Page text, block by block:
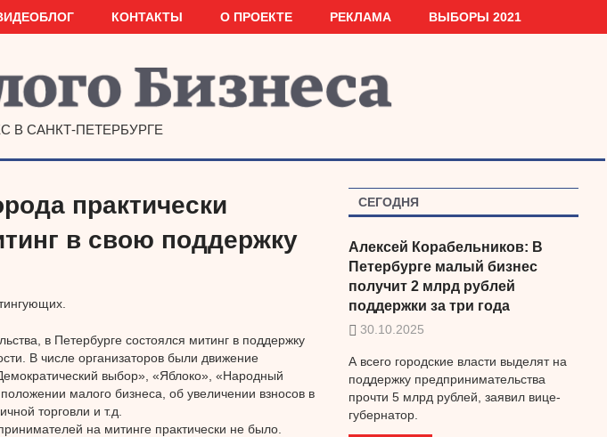
КОНТАКТЫ О ПРОЕКТЕ РЕКЛАМА ВЫБОРЫ 2021
В САНКТ-ПЕТЕРБУРГЕ
практически
в свою поддержку
в Петербурге состоялся митинг в поддержку
В числе организаторов были движение
выбор», «Яблоко», «Народный
малого бизнеса, об увеличении взносов в
торговли и т.д.
на митинге практически не было.
СЕГОДНЯ
Алексей Корабельников: В
Петербурге малый бизнес
получит 2 млрд рублей
поддержки за три года
30.10.2025
А всего городские власти выделят на
поддержку предпринимательства
прочти 5 млрд рублей, заявил вице-
губернатор.